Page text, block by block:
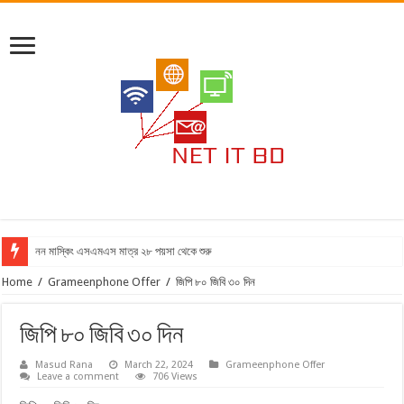
নন মাস্কিং এসএমএস মাত্র ২৮ পয়সা থেকে শুরু
Home / Grameenphone Offer / জিপি ৮০ জিবি ৩০ দিন
জিপি ৮০ জিবি ৩০ দিন
Masud Rana March 22, 2024
Grameenphone Offer
Leave a comment
706 Views